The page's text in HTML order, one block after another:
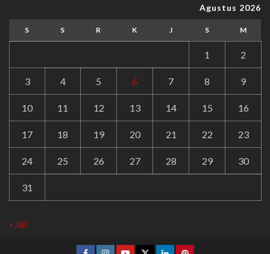
Agustus 2026
S S R K J S M
1 2
3 4 5 6 7 8 9
10 11 12 13 14 15 16
17 18 19 20 21 22 23
24 25 26 27 28 29 30
31
« Jul